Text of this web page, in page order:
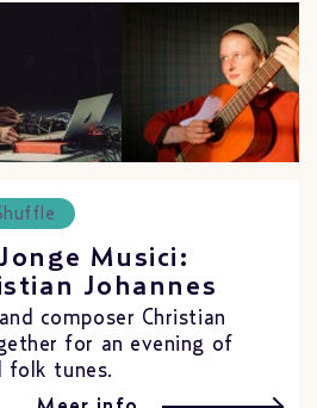
Musici:
Johannes
composer Christian
for an evening of
folk tunes.